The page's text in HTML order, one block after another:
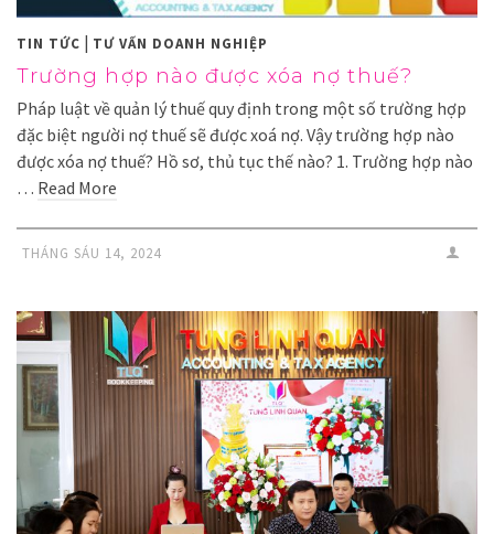
TIN TỨC | TƯ VẤN DOANH NGHIỆP
Trường hợp nào được xóa nợ thuế?
Pháp luật về quản lý thuế quy định trong một số trường hợp
đặc biệt người nợ thuế sẽ được xoá nợ. Vậy trường hợp nào
được xóa nợ thuế? Hồ sơ, thủ tục thế nào? 1. Trường hợp nào
… Read More
THÁNG SÁU 14, 2024